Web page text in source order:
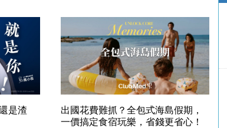
是渣
出國花費難抓？全包式海島假期，
一價搞定食宿玩樂，省錢更省心！